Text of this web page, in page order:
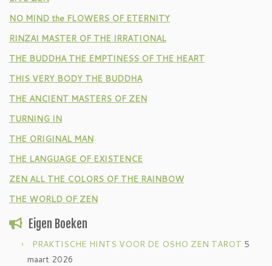
NO MIND the FLOWERS OF ETERNITY
RINZAI MASTER OF THE IRRATIONAL
THE BUDDHA THE EMPTINESS OF THE HEART
THIS VERY BODY THE BUDDHA
THE ANCIENT MASTERS OF ZEN
TURNING IN
THE ORIGINAL MAN
THE LANGUAGE OF EXISTENCE
ZEN ALL THE COLORS OF THE RAINBOW
THE WORLD OF ZEN
Eigen Boeken
PRAKTISCHE HINTS VOOR DE OSHO ZEN TAROT 5
maart 2026